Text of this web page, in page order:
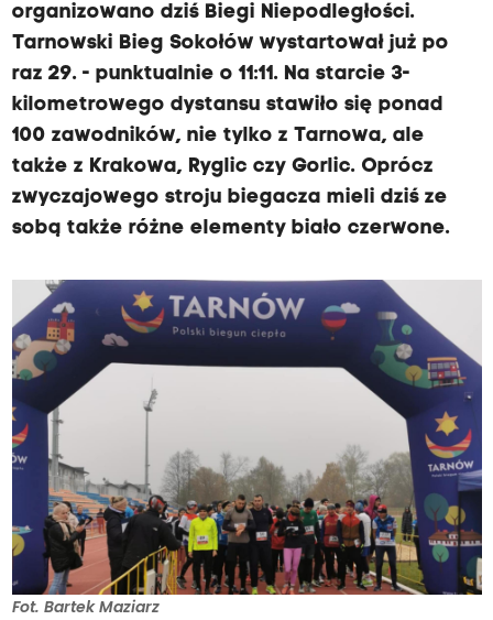
organizowano dziś Biegi Niepodległości.
Tarnowski Bieg Sokołów wystartował już po
raz 29. - punktualnie o 11:11. Na starcie 3-
kilometrowego dystansu stawiło się ponad
100 zawodników, nie tylko z Tarnowa, ale
także z Krakowa, Ryglic czy Gorlic. Oprócz
zwyczajowego stroju biegacza mieli dziś ze
sobą także różne elementy biało czerwone.
Fot. Bartek Maziarz